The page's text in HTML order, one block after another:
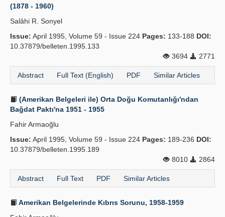
(1878 - 1960)
Salâhi R. Sonyel
Issue: April 1995, Volume 59 - Issue 224 Pages: 133-188 DOI:
10.37879/belleten.1995.133
3694
2771
Abstract Full Text (English) PDF Similar Articles
(Amerikan Belgeleri ile) Orta Doğu Komutanlığı'ndan
Bağdat Paktı'na 1951 - 1955
Fahir Armaoğlu
Issue: April 1995, Volume 59 - Issue 224 Pages: 189-236 DOI:
10.37879/belleten.1995.189
8010
2864
Abstract Full Text PDF Similar Articles
Amerikan Belgelerinde Kıbrıs Sorunu, 1958-1959